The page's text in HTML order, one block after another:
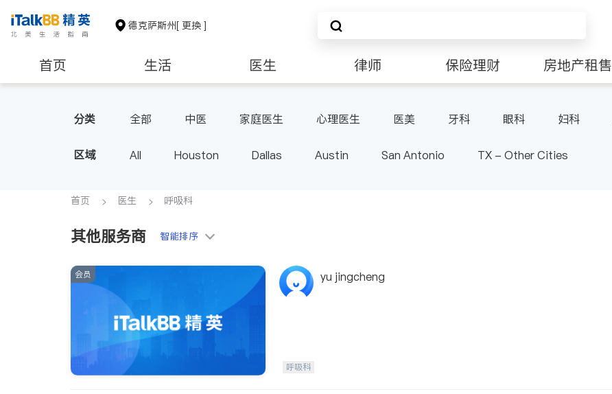
德克萨斯州[ 更换 ]
首页 生活 医生 律师 保险理财 房地产租售
分类 全部 中医 家庭医生 心理医生 医美 牙科 眼科 妇科
内分泌科
骨科
区域 All Houston Dallas Austin San Antonio TX - Other Cities
首页 医生 呼吸科
其他服务商 智能排序
会员 yu jingcheng
呼吸科